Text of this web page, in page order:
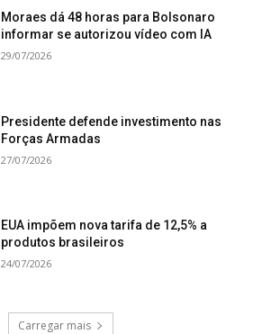
Moraes dá 48 horas para Bolsonaro
informar se autorizou vídeo com IA
29/07/2026
Presidente defende investimento nas
Forças Armadas
27/07/2026
EUA impõem nova tarifa de 12,5% a
produtos brasileiros
24/07/2026
Carregar mais